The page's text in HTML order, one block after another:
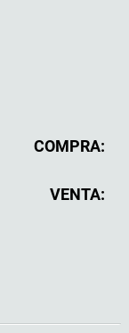
COMPRA:
VENTA: